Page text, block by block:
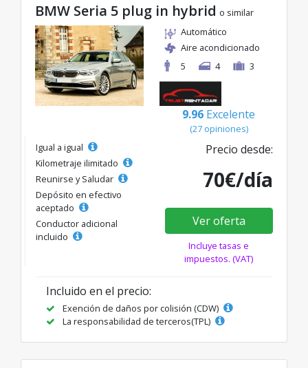
BMW Seria 5 plug in hybrid o similar
Automático
Aire acondicionado
5
4 3
9.96 Excelente
(27 opiniones)
Igual a igual
Kilometraje ilimitado
Reunirse y Saludar
Depósito en efectivo
aceptado
Conductor adicional
incluido
Precio desde:
70€/día
Ver oferta
Incluye tasas e
impuestos. (VAT)
Incluido en el precio:
Exención de daños por colisión (CDW)
La responsabilidad de terceros(TPL)